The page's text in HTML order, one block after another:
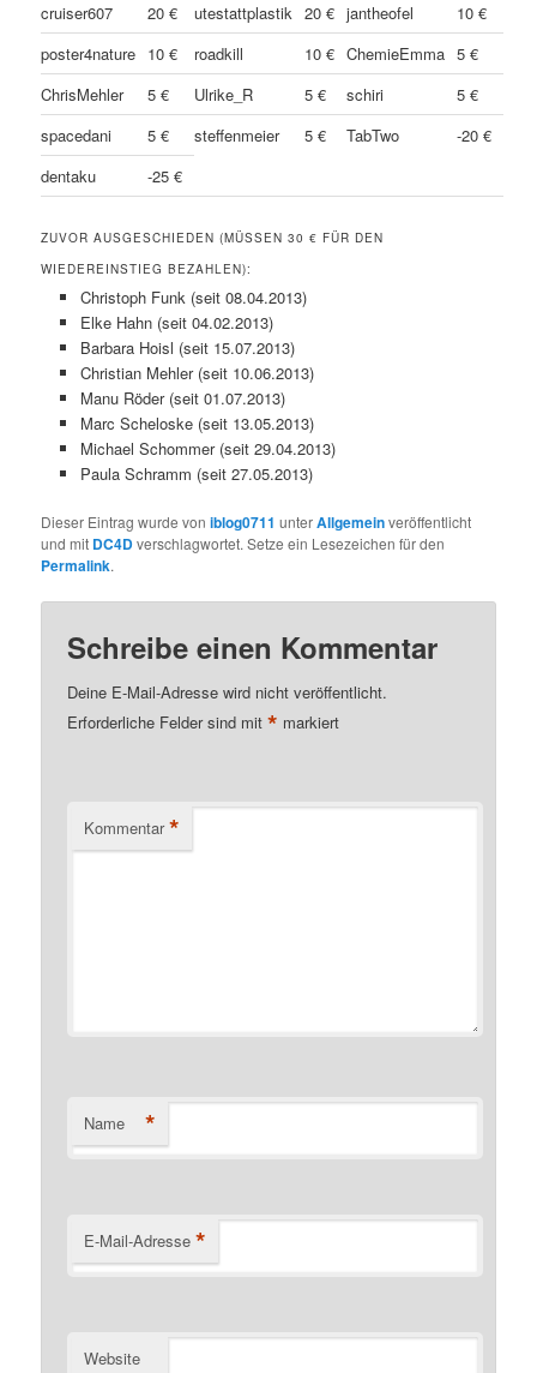
cruiser607
20 € utestattplastik 20 € jantheofel
10 €
poster4nature 10 € roadkill 10 € ChemieEmma 5 €
ChrisMehler
5 € Ulrike_R 5 € schiri
5 €
spacedani
5 € steffenmeier 5 € TabTwo
-20 €
dentaku
-25 €
ZUVOR AUSGESCHIEDEN (MÜSSEN 30 € FÜR DEN
WIEDEREINSTIEG BEZAHLEN):
Christoph Funk (seit 08.04.2013)
Elke Hahn (seit 04.02.2013)
Barbara Hoisl (seit 15.07.2013)
Christian Mehler (seit 10.06.2013)
Manu Röder (seit 01.07.2013)
Marc Scheloske (seit 13.05.2013)
Michael Schommer (seit 29.04.2013)
Paula Schramm (seit 27.05.2013)
Dieser Eintrag wurde voniblog0711 unterAllgemeinveröffentlicht
und mit DC4Dverschlagwortet. Setze ein Lesezeichen für den
Permalink.
Schreibe einen Kommentar
Deine E-Mail-Adresse wird nicht veröffentlicht.
Erforderliche Felder sind mit* markiert
Kommentar *
Name *
E-Mail-Adresse *
Website